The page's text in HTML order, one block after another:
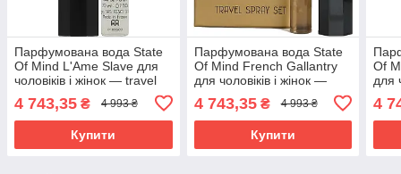
Парфумована вода State
Of Mind L'Ame Slave для
чоловіків і жінок — travel
4 743,35 ₴ 4 993 ₴
Купити
Парфумована вода State
Of Mind French Gallantry
для чоловіків і жінок —
travel set (edp 20 ml x 2)
4 743,35₴ 4 993 ₴
Купити
Of
для
4